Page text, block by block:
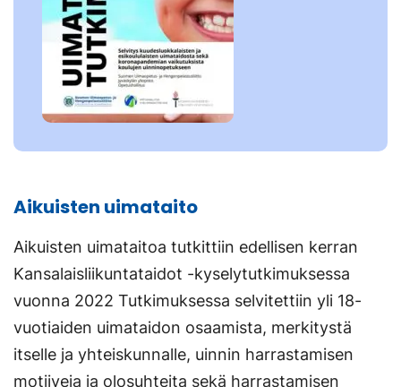
Aikuisten uimataito
Aikuisten uimataitoa tutkittiin edellisen kerran
Kansalaisliikuntataidot -kyselytutkimuksessa
vuonna 2022 Tutkimuksessa selvitettiin yli 18-
vuotiaiden uimataidon osaamista, merkitystä
itselle ja yhteiskunnalle, uinnin harrastamisen
motiiveja ja olosuhteita sekä harrastamisen